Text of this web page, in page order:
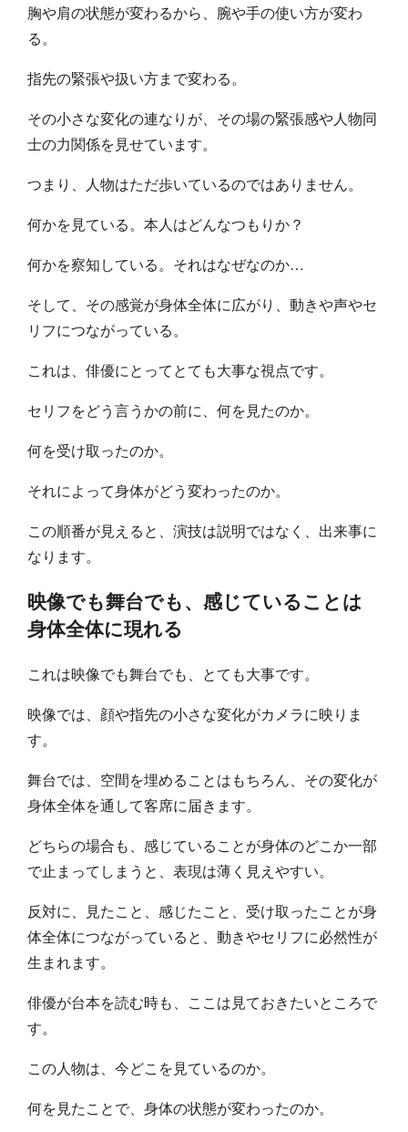
胸や肩の状態が変わるから、腕や手の使い方が変わ
る。
指先の緊張や扱い方まで変わる。
その小さな変化の連なりが、その場の緊張感や人物同
士の力関係を見せています。
つまり、人物はただ歩いているのではありません。
何かを見ている。本人はどんなつもりか？
何かを察知している。それはなぜなのか…
そして、その感覚が身体全体に広がり、動きや声やセ
リフにつながっている。
これは、俳優にとってとても大事な視点です。
セリフをどう言うかの前に、何を見たのか。
何を受け取ったのか。
それによって身体がどう変わったのか。
この順番が見えると、演技は説明ではなく、出来事に
なります。
映像でも舞台でも、感じていることは
身体全体に現れる
これは映像でも舞台でも、とても大事です。
映像では、顔や指先の小さな変化がカメラに映りま
す。
舞台では、空間を埋めることはもちろん、その変化が
身体全体を通して客席に届きます。
どちらの場合も、感じていることが身体のどこか一部
で止まってしまうと、表現は薄く見えやすい。
反対に、見たこと、感じたこと、受け取ったことが身
体全体につながっていると、動きやセリフに必然性が
生まれます。
俳優が台本を読む時も、ここは見ておきたいところで
す。
この人物は、今どこを見ているのか。
何を見たことで、身体の状態が変わったのか。